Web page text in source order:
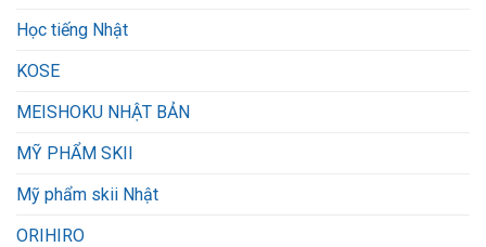
Học tiếng Nhật
KOSE
MEISHOKU NHẬT BẢN
MỸ PHẨM SKII
Mỹ phẩm skii Nhật
ORIHIRO